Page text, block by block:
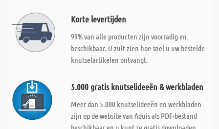
Korte levertijden
99% van alle producten zijn voorradig en
beschikbaar. U zult zien hoe snel u uw bestelde
knutselartikelen ontvangt.
5.000 gratis knutselideeën & werkbladen
Meer dan 5.000 knutselideeën en werkbladen
zijn op de website van Aduis als PDF-bestand